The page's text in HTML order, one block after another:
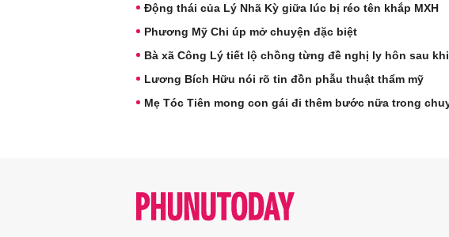
Động thái của Lý Nhã Kỳ giữa lúc bị réo tên khắp MXH
Phương Mỹ Chi úp mở chuyện đặc biệt
Bà xã Công Lý tiết lộ chồng từng đề nghị ly hôn sau
Lương Bích Hữu nói rõ tin đồn phẫu thuật thẩm mỹ
Mẹ Tóc Tiên mong con gái đi thêm bước nữa trong